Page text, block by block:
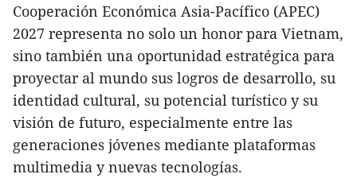
Cooperación Económica Asia-Pacífico (APEC)
2027 representa no solo un honor para Vietnam,
sino también una oportunidad estratégica para
proyectar al mundo sus logros de desarrollo, su
identidad cultural, su potencial turístico y su
visión de futuro, especialmente entre las
generaciones jóvenes mediante plataformas
multimedia y nuevas tecnologías.